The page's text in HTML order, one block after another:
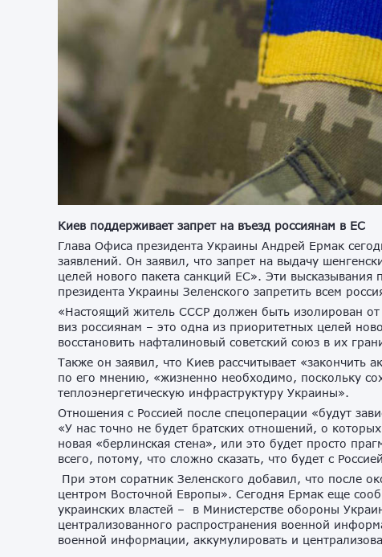
Киев поддерживает запрет на въезд россиянам в ЕС
Глава Офиса президента Украины Андрей Ермак
заявлений. Он заявил, что запрет на выдачу
целей нового пакета санкций ЕС». Эти высказывания
президента Украины Зеленского запретить всем
«Настоящий житель СССР должен быть изолирован
виз россиянам – это одна из приоритетных целей
восстановить нафталиновый советский союз в их
Также он заявил, что Киев рассчитывает
по его мнению, «жизненно необходимо, поскольку
теплоэнергетическую инфраструктуру Украины».
Отношения с Россией после спецоперации «будут
«У нас точно не будет братских отношений, о
новая «берлинская стена», или это будет просто
всего, потому, что сложно сказать, что будет с
При этом соратник Зеленского добавил, что после
центром Восточной Европы». Сегодня Ермак еще
украинских властей – в Министерстве обороны
централизованного распространения военной
военной информации, аккумулировать и